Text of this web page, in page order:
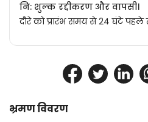
भ्रमण विवरण
नि: शुल्क रद्दीकरण और वापसी।
दौरे को प्रारंभ समय से 24 घंटे पहले